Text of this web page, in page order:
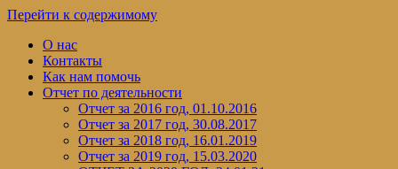
Перейти к содержимому
О нас
Контакты
Как нам помочь
Отчет по деятельности
Отчет за 2016 год, 01.10.2016
Отчет за 2017 год, 30.08.2017
Отчет за 2018 год, 16.01.2019
Отчет за 2019 год, 15.03.2020